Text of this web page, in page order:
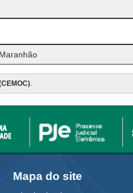
.
Mapa do site